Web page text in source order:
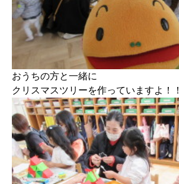
おうちの方と一緒に
クリスマスツリーを作っていますよ！！